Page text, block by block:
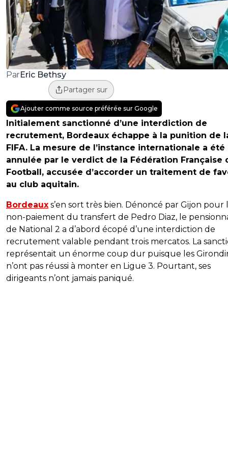
ParEric Bethsy
Partager sur
Ajouter comme source préférée sur Google
Initialement sanctionné d’une interdiction de
recrutement, Bordeaux échappe à la punition de
FIFA. La mesure de l’instance internationale a été
annulée par le verdict de la Fédération Française
Football, accusée d’accorder un traitement de
au club aquitain.
Bordeaux s’en sort très bien. Dénoncé par Gijon pour
non-paiement du transfert de Pedro Diaz, le
de National 2 a d’abord écopé d’une interdiction de
recrutement valable pendant trois mercatos. La
représentait un énorme coup dur puisque les
n’ont pas réussi à monter en Ligue 3. Pourtant, ses
dirigeants n’ont jamais paniqué.